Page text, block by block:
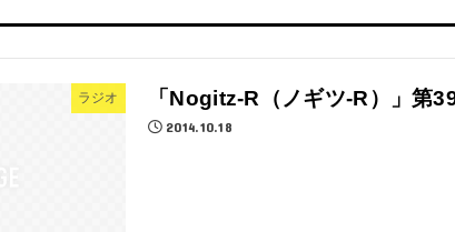
ラジオ 「Nogitz-R（ノギツ-R）」第
2014.10.18